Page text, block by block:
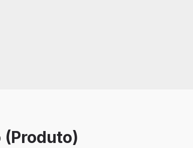
(Produto)